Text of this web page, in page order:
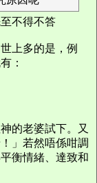
不得不答
上多的是，例
：
的老婆試下。又
」若然唔係咁調
衡情緒、達致和